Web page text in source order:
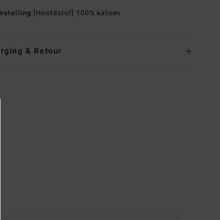
[Hoofdstof] 100% katoen
& Retour